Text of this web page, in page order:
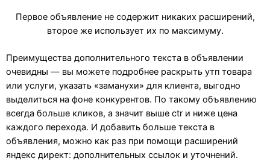
Первое объявление не содержит никаких расширений,
второе же использует их по максимуму.
Преимущества дополнительного текста в объявлении
очевидны — вы можете подробнее раскрыть утп товара
или услуги, указать «заманухи» для клиента, выгодно
выделиться на фоне конкурентов. По такому объявлению
всегда больше кликов, а значит выше ctr и ниже цена
каждого перехода. И добавить больше текста в
объявления, можно как раз при помощи расширений
яндекс директ: дополнительных ссылок и уточнений.